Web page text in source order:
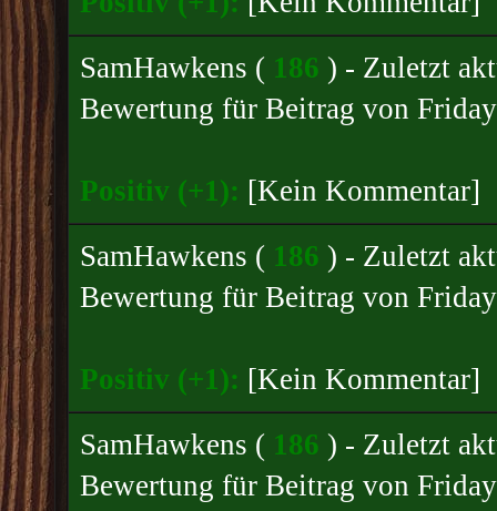
SamHawkens ( 186 ) - Zuletzt
Bewertung für Beitrag von Friday
Positiv (+1): [Kein Kommentar]
SamHawkens ( 186 ) - Zuletzt
Bewertung für Beitrag von Friday
Positiv (+1): [Kein Kommentar]
SamHawkens ( 186 ) - Zuletzt
Bewertung für Beitrag von Friday